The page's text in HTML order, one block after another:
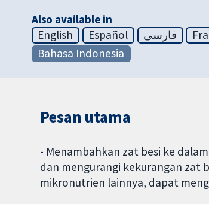
Also available in
English
Español فارسی
Bahasa Indonesia
Pesan utama
- Menambahkan zat besi ke
dan mengurangi kekurangan zat
mikronutrien lainnya, dapat